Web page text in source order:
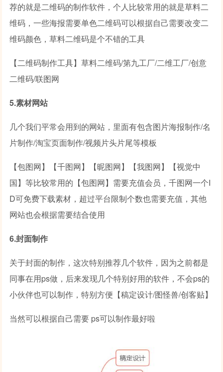
荐的就是二维码的制作软件，个人比较常用的就是草料二
维码，一些海报需要单色二维码可以根据自己需要改变二
维码颜色，草料二维码是个不错的工具
【二维码制作工具】草料二维码/第九工厂/二维工厂/创意
二维码/联图网
5.素材网站
几个我们平常会用到的网站，里面有包含图片海报制作/名
片制作/淘宝页面制作/视频片头片尾等模板
【包图网】【千图网】【昵图网】【我图网】【视觉中
国】等比较常用的【包图网】需要充值会员，千图网一个I
D可免费下载素材，超过平台限制个数也需要充值，其他
网站也会根据需要结合使用
6.封面制作
关于封面的制作，这次特别推荐几个软件，因为之前都是
同事在用ps做，后来发现几个特别好用的软件，不会ps的
小伙伴也可以制作，特别方便【稿定设计/图怪兽/创客贴】
当然可以根据自己需要 ps可以制作最好啦